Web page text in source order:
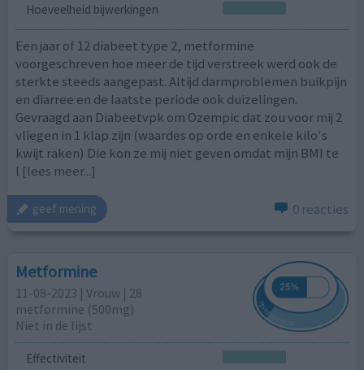
Hoeveelheid bijwerkingen
Een jaar of 12 diabeet type 2, metformine
voorgeschreven hoe meer de tijd verstreek werd ook de
sterkte steeds aangepast. Altijd darmproblemen buikpijn
en diarree en de laatste periode ook duizelingen.
Gevraagd aan Diabeetvpk om Ozempic dat zou voor mij 2
vliegen in 1 klap zijn (waardes op orde en enkele kilo's
kwijt raken) Die kon ze mij niet geven omdat mijn BMI te
l [lees meer...]
geef mening 0 reacties
Metformine
11-08-2023 | Vrouw | 28
metformine (500mg)
Niet in de lijst
Effectiviteit